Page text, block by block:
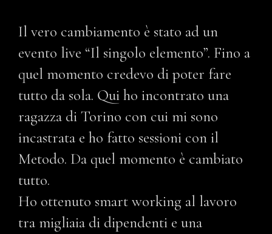
Il vero cambiamento è stato ad un
evento live “Il singolo elemento”. Fino a
quel momento credevo di poter fare
tutto da sola. Qui ho incontrato una
ragazza di Torino con cui mi sono
incastrata e ho fatto sessioni con il
Metodo. Da quel momento è cambiato
tutto.
Ho ottenuto smart working al lavoro
tra migliaia di dipendenti e una